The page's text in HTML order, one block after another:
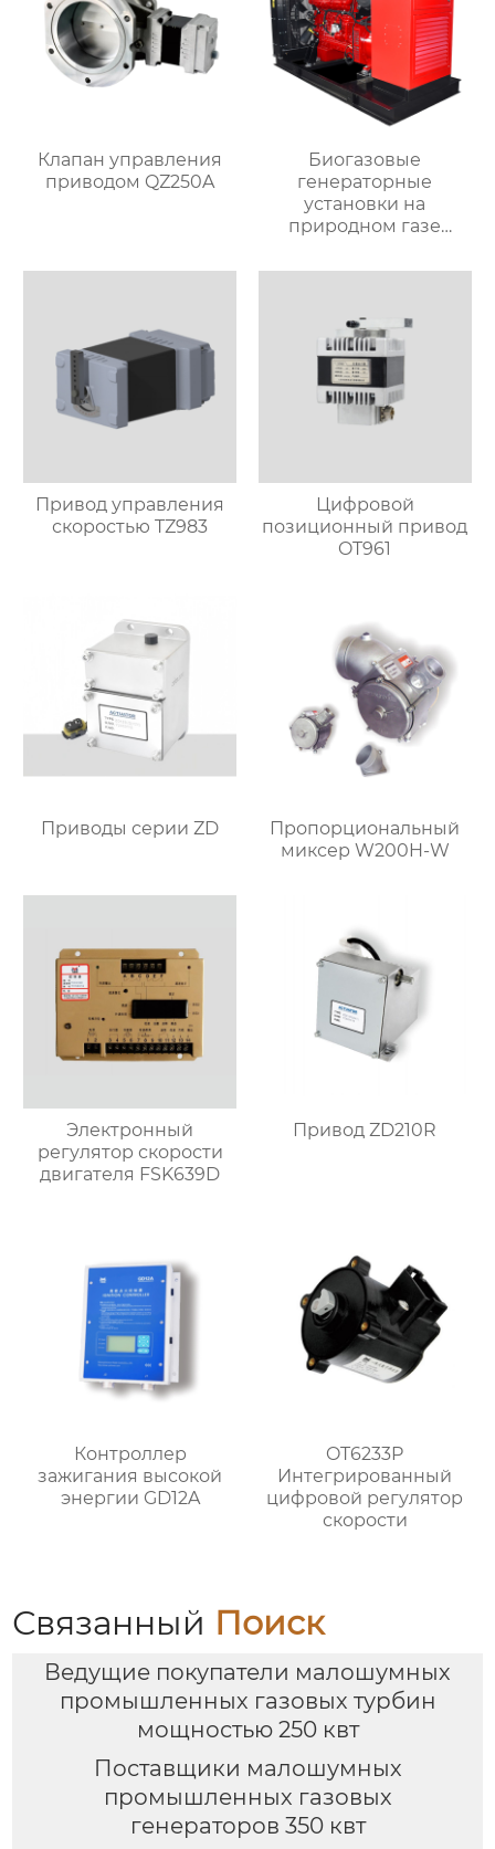
Клапан управления
приводом QZ250A
Биогазовые
генераторные
установки на
природном газе
Привод управления
скоростью TZ983
Цифровой
позиционный привод
OT961
Приводы серии ZD
Пропорциональный
миксер W200H-W
Электронный
регулятор скорости
двигателя FSK639D
Привод ZD210R
Контроллер
зажигания высокой
энергии GD12A
OT6233P
Интегрированный
цифровой регулятор
скорости
Связанный Поиск
Ведущие покупатели малошумных
промышленных газовых турбин
мощностью 250 квт
Поставщики малошумных
промышленных газовых
генераторов 350 квт